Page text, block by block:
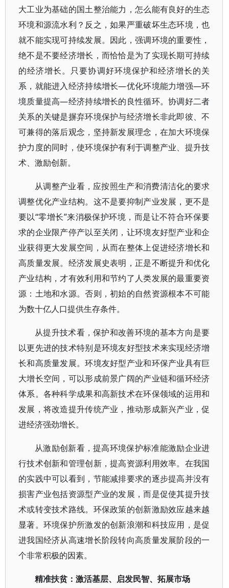
大工业为基础的国土整治能力，怎么能有良好的生态
环境和源流水利？反之，如果严重破坏生态环境，也
就不能实现可持续发展。因此，强调环境的重要性，
绝不是不要经济增长，而恰恰是为了实现长期可持续
的经济增长。只要协调好环境保护和经济增长的关
系，就能进入经济持续增长—优化环境能力增强—环
境质量提高—经济持续增长的良性循环。协调好二者
关系的关键是摒弃环境保护与经济增长非此即彼、不
可兼得的落后观念，坚持新发展理念，在加大环境保
护力度的同时，使环境保护有利于调整产业、提升技
术、激励创新。
从调整产业看，应按照生产和消费清洁化的要求
调整优化产业结构。这不是要抑制产业发展，更不是
要以“零增长”来消极保护环境，而是让不符合环保要
求的企业限产停产以至关闭，让环境友好型产业和企
业获得更大发展空间，从而在整体上促进经济增长和
高质量发展。经济发展史表明，正是不断提升和优化
产业结构，才有效利用和节约了人类发展的最重要资
源：土地和水源。否则，初始的自然资源根本不可能
为数十亿人口提供生存条件。
从提升技术看，保护和改善环境的基本方向是要
以更先进的技术特别是环境友好型技术来实现经济增
长和高质量发展。环境友好型产业和环保产业具有巨
大增长空间，可以形成前景广阔的产业链和循环经济
体系。各种科学成果和高新技术在环保领域的运用和
发展，将改造提升传统产业，推动形成新兴产业，促
进经济强劲增长。
从激励创新看，提高环境保护标准能激励企业进
行技术创新和管理创新，提高资源利用效率。在我国
的实践中可以看到，节能减排要求的逐步提高并没有
损害产业包括资源型产业的发展，而是促使其提升技
术或转变技术路线。环保政策的创新激励效应越来越
显著。环境保护所激发的创新浪潮和科技应用，是促
进我国经济从高速增长阶段转向高质量发展阶段的一
个非常积极的因素。
精准扶贫：激活基层、启发民智、拓展市场